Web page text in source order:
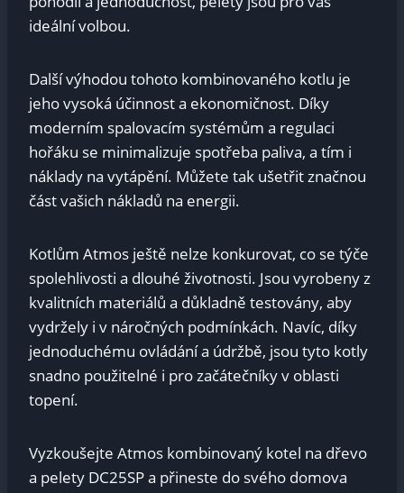
ideální volbou.
Další výhodou tohoto kombinovaného kotlu je
jeho vysoká účinnost a ekonomičnost. Díky
moderním spalovacím systémům a regulaci
hořáku se minimalizuje spotřeba paliva, a tím i
náklady na vytápění. Můžete tak ušetřit značnou
část vašich nákladů na energii.
Kotlům Atmos ještě nelze konkurovat, co se týče
spolehlivosti a dlouhé životnosti. Jsou vyrobeny z
kvalitních materiálů a důkladně testovány, aby
vydržely i v náročných podmínkách. Navíc, díky
jednoduchému ovládání a údržbě, jsou tyto kotly
snadno použitelné i pro začátečníky v oblasti
topení.
Vyzkoušejte Atmos kombinovaný kotel na dřevo
a pelety DC25SP a přineste do svého domova